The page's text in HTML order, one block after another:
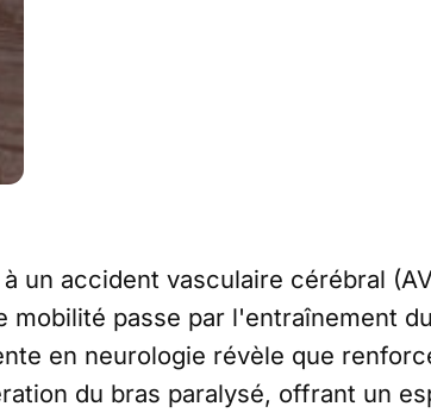
un accident vasculaire cérébral
mobilité passe par l'entraînement
en neurologie révèle que
du bras paralysé, offrant un